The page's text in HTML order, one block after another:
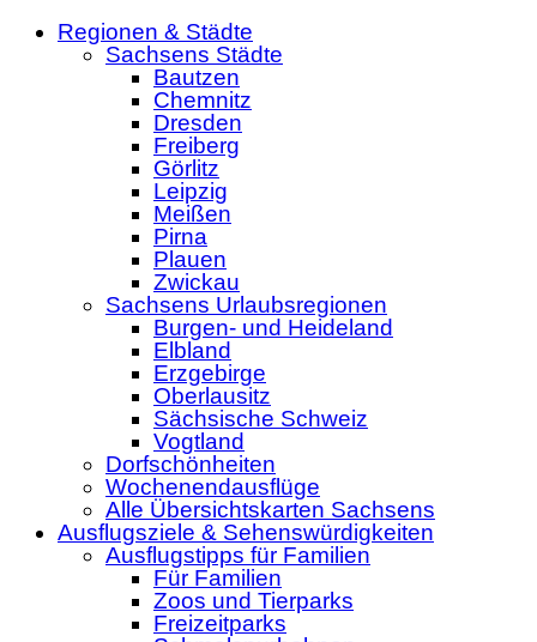
Regionen & Städte
Sachsens Städte
Bautzen
Chemnitz
Dresden
Freiberg
Görlitz
Leipzig
Meißen
Pirna
Plauen
Zwickau
Sachsens Urlaubsregionen
Burgen- und Heideland
Elbland
Erzgebirge
Oberlausitz
Sächsische Schweiz
Vogtland
Dorfschönheiten
Wochenendausflüge
Alle Übersichtskarten Sachsens
Ausflugsziele & Sehenswürdigkeiten
Ausflugstipps für Familien
Für Familien
Zoos und Tierparks
Freizeitparks